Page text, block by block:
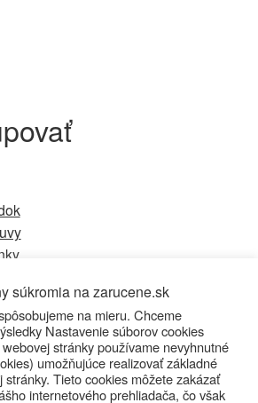
súkromia na zarucene.sk
na mieru. Chceme
Nastavenie súborov cookies
stránky používame nevyhnutné
umožňujúce realizovať základné
Tieto cookies môžete zakázať
internetového prehliadača, čo však